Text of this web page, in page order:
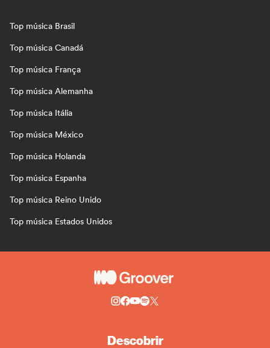
Top música Brasil
Top música Canadá
Top música França
Top música Alemanha
Top música Itália
Top música México
Top música Holanda
Top música Espanha
Top música Reino Unido
Top música Estados Unidos
Descobrir